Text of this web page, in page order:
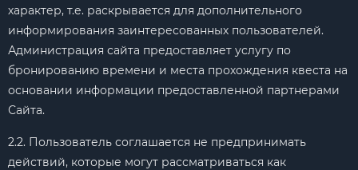
характер, т.е. раскрывается для дополнительного
информирования заинтересованных пользователей.
Администрация сайта предоставляет услугу по
бронированию времени и места прохождения квеста на
основании информации предоставленной партнерами
Сайта.
2.2. Пользователь соглашается не предпринимать
действий, которые могут рассматриваться как